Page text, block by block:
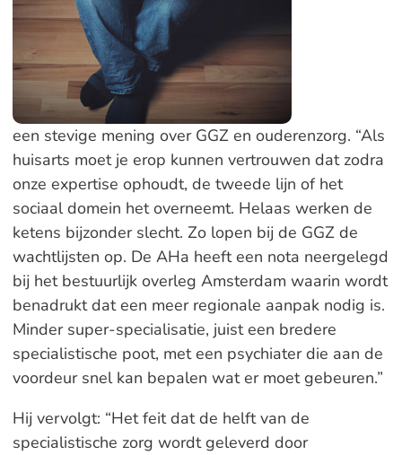
een stevige mening over GGZ en ouderenzorg. “Als
huisarts moet je erop kunnen vertrouwen dat zodra
onze expertise ophoudt, de tweede lijn of het
sociaal domein het overneemt. Helaas werken de
ketens bijzonder slecht. Zo lopen bij de GGZ de
wachtlijsten op. De AHa heeft een nota neergelegd
bij het bestuurlijk overleg Amsterdam waarin wordt
benadrukt dat een meer regionale aanpak nodig is.
Minder super-specialisatie, juist een bredere
specialistische poot, met een psychiater die aan de
voordeur snel kan bepalen wat er moet gebeuren.”
Hij vervolgt: “Het feit dat de helft van de
specialistische zorg wordt geleverd door